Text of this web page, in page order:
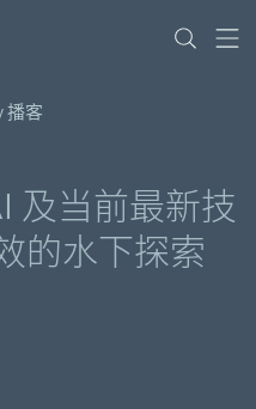
播客
及当前最新技
的水下探索